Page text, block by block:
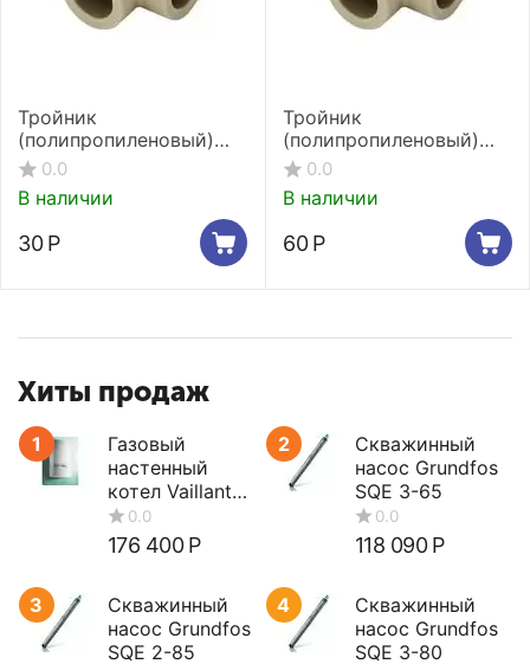
Тройник
(полипропиленовый)
Kalde 32 мм
0.0
В наличии
30 Р
Тройник
(полипропиленовый)
Kalde 40 мм
0.0
В наличии
60 Р
Хиты продаж
1
Газовый
настенный
котел Vaillant
turboTEC plus
VUW 362/5-5
176 400 Р
2
Скважинный
насос Grundfos
SQE 3-65
118 090 Р
3
Скважинный
насос Grundfos
SQE 2-85
4
Скважинный
насос Grundfos
SQE 3-80